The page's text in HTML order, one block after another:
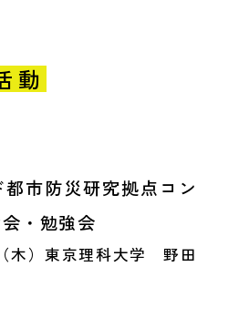
動
市防災研究拠点コン
・勉強会
木）東京理科大学 野田